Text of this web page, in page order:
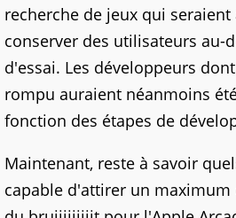
recherche de jeux qui
conserver des utilisateurs au-
d'essai. Les développeurs
rompu auraient néanmoins
fonction des étapes de
Maintenant, reste à savoir
capable d'attirer un